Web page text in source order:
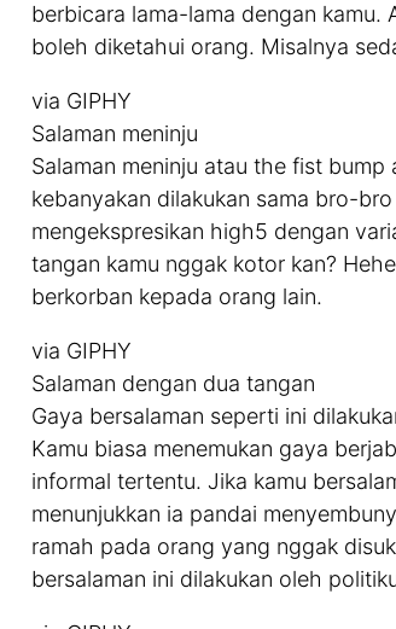
berbicara lama-lama dengan
boleh diketahui orang. Misalnya
via GIPHY
Salaman meninju
Salaman meninju atau the fist
kebanyakan dilakukan sama bro-
mengekspresikan high5 dengan
tangan kamu nggak kotor kan?
berkorban kepada orang lain.
via GIPHY
Salaman dengan dua tangan
Gaya bersalaman seperti ini
Kamu biasa menemukan gaya
informal tertentu. Jika kamu
menunjukkan ia pandai
ramah pada orang yang nggak
bersalaman ini dilakukan oleh